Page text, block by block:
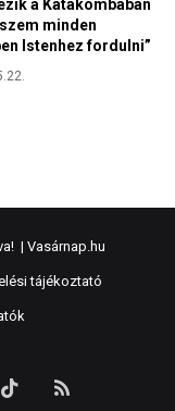
| Vasárnap.hu
tájékoztató
TikTok